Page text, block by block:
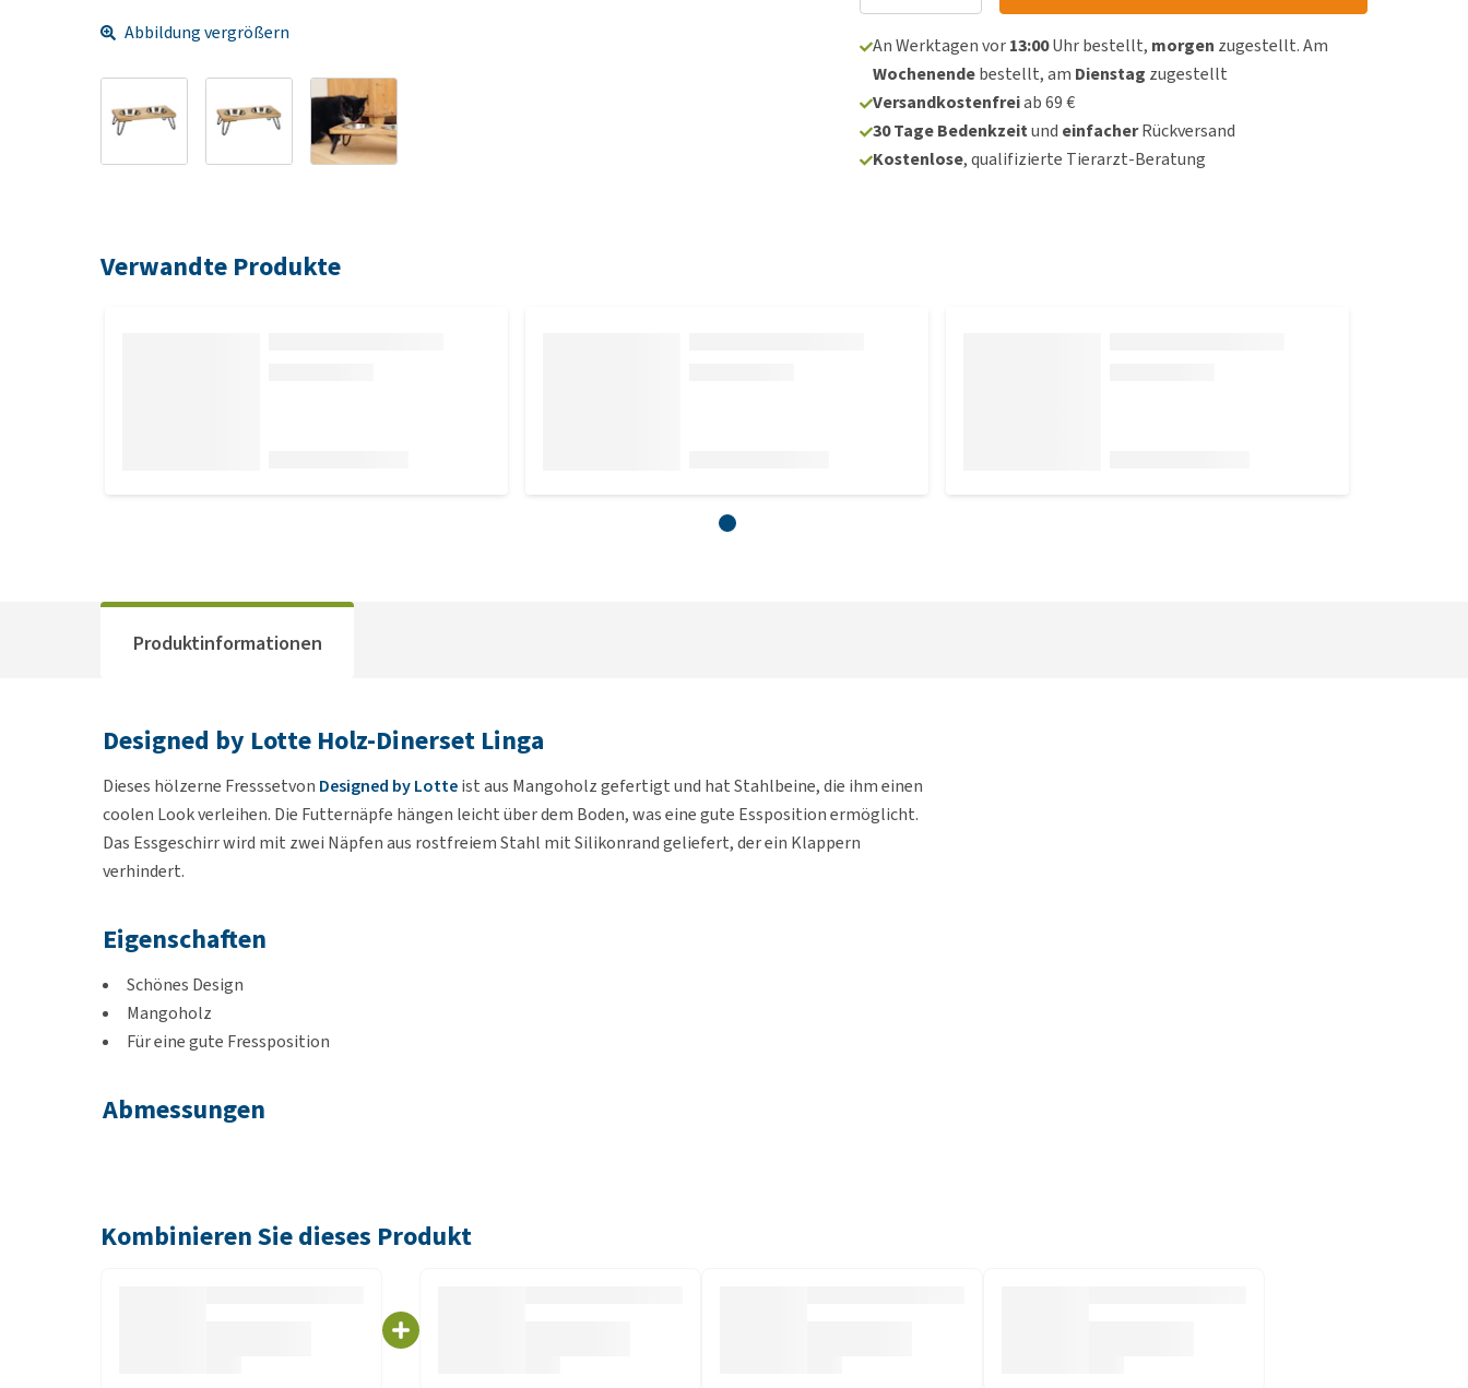
Abbildung vergrößern
An Werktagen vor13:00Uhr bestellt, morgen zugestellt. Am
Wochenendebestellt, am Dienstag zugestellt
Versandkostenfreiab 69 €
30 Tage Bedenkzeitund einfacherRückversand
Kostenlose, qualifizierte Tierarzt-Beratung
Verwandte Produkte
Produktinformationen
Designed by Lotte Holz-Dinerset Linga
Dieses hölzerne Fresssetvon Designed by Lotteist aus Mangoholz gefertigt und hat Stahlbeine, die ihm einen
coolen Look verleihen. Die Futternäpfe hängen leicht über dem Boden, was eine gute Essposition ermöglicht.
Das Essgeschirr wird mit zwei Näpfen aus rostfreiem Stahl mit Silikonrand geliefert, der ein Klappern
verhindert.
Eigenschaften
Schönes Design
Mangoholz
Für eine gute Fressposition
Abmessungen
Kombinieren Sie dieses Produkt